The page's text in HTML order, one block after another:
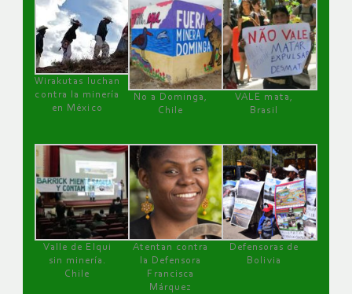
Wirakutas luchan
contra la minería
en México
No a Dominga,
Chile
VALE mata,
Brasil
Valle de Elqui
sin minería.
Chile
Atentan contra
la Defensora
Francisca
Márquez
Defensoras de
Bolivia